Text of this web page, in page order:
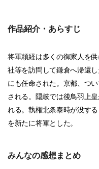
作品紹介・あらすじ
将軍頼経は多くの御家人を
社等を訪問して鎌倉へ帰還
にも任命された。京都、つ
される。隠岐では後鳥羽上
れる。執権北条泰時が没す
を新たに将軍とした。
みんなの感想まとめ